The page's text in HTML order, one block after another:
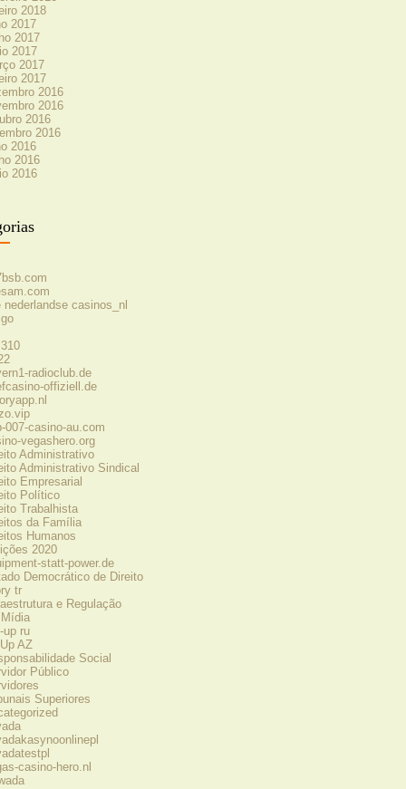
2018
2017
2017
2017
2017
2017
2016
2016
2016
2016
2016
2016
2016
nederlandse casinos_nl
radioclub.de
offiziell.de
007-casino-au.com
vegashero.org
Administrativo
Administrativo Sindical
Empresarial
Político
Trabalhista
da Família
Humanos
2020
statt-power.de
Democrático de Direito
tr
e Regulação
up ru
AZ
Social
Público
Superiores
casino-hero.nl